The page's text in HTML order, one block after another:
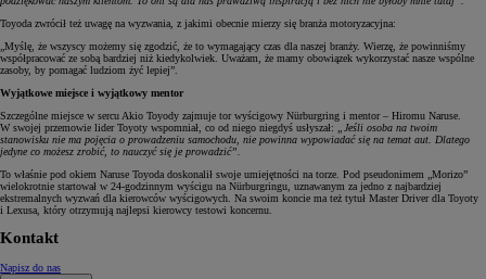
Toyoda zwrócił też uwagę na wyzwania, z jakimi obecnie mierzy się branża motoryzacyjna:
„Myślę, że wszyscy możemy się zgodzić, że to wymagający czas dla naszej branży. Wierzę, że powinniśmy
współpracować ze sobą bardziej niż kiedykolwiek. Uważam, że mamy obowiązek wykorzystać nasze wspólne
zasoby, by pomagać ludziom żyć lepiej”.
Wyjątkowe miejsce i wyjątkowy mentor
Szczególne miejsce w sercu Akio Toyody zajmuje tor wyścigowy Nürburgring i mentor – Hiromu Naruse.
W swojej przemowie lider Toyoty wspomniał, co od niego niegdyś usłyszał:
„Jeśli osoba na twoim
stanowisku nie ma pojęcia o prowadzeniu samochodu, nie powinna wypowiadać się na temat aut. Dlatego
jedyne co możesz zrobić, to nauczyć się je prowadzić”.
To właśnie pod okiem Naruse Toyoda doskonalił swoje umiejętności na torze. Pod pseudonimem „Morizo”
wielokrotnie startował w 24-godzinnym wyścigu na Nürburgringu, uznawanym za jedno z najbardziej
ekstremalnych wyzwań dla kierowców wyścigowych. Na swoim koncie ma też tytuł Master Driver dla Toyoty
i Lexusa, który otrzymują najlepsi kierowcy testowi koncernu.
Kontakt
Napisz do nas